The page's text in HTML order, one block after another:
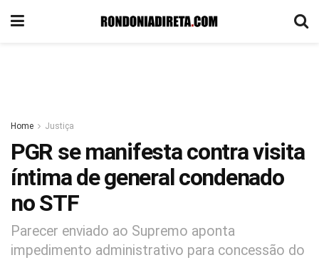
Home Justiça
PGR se manifesta contra visita
íntima de general condenado
no STF
Parecer enviado ao Supremo aponta
impedimento administrativo para concessão do